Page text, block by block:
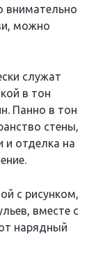
внимательно
можно
служат
в тон
Панно в тон
стены,
отделка на
с рисунком,
вместе с
нарядный